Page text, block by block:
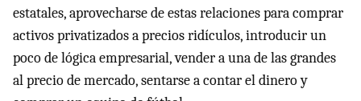
estatales, aprovecharse de estas relaciones para comprar
activos privatizados a precios ridículos, introducir un
poco de lógica empresarial, vender a una de las grandes
al precio de mercado, sentarse a contar el dinero y